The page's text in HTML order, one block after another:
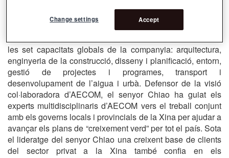
les set capacitats globals de la companyia: arquitectura,
enginyeria de la construcció, disseny i planificació, entorn,
gestió de projectes i programes, transport i
desenvolupament de l’aigua i urbà. Defensor de la visió
col·laboradora d’AECOM, el senyor Chiao ha guiat els
experts multidisciplinaris d’AECOM vers el treball conjunt
amb els governs locals i provincials de la Xina per ajudar a
avançar els plans de “creixement verd” per tot el país. Sota
el lideratge del senyor Chiao una creixent base de clients
del sector privat a la Xina també confia en els
Accept
Change settings